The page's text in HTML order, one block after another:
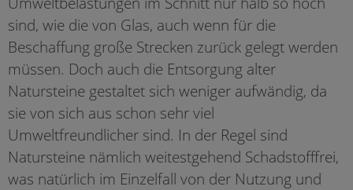
sind, wie die von Glas, auch wenn für die
Beschaffung große Strecken zurück gelegt werden
müssen. Doch auch die Entsorgung alter
Natursteine gestaltet sich weniger aufwändig, da
sie von sich aus schon sehr viel
Umweltfreundlicher sind. In der Regel sind
Natursteine nämlich weitestgehend Schadstofffrei,
was natürlich im Einzelfall von der Nutzung und